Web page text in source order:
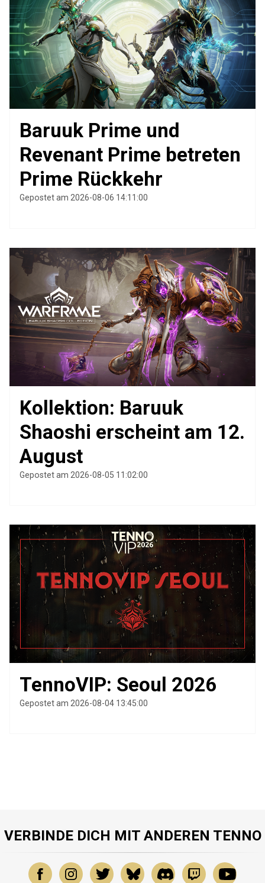
Baruuk Prime und
Revenant Prime betreten
Prime Rückkehr
Gepostet am 2026-08-06 14:11:00
Kollektion: Baruuk
Shaoshi erscheint am 12.
August
Gepostet am 2026-08-05 11:02:00
TennoVIP: Seoul 2026
Gepostet am 2026-08-04 13:45:00
VERBINDE DICH MIT ANDEREN TENNO